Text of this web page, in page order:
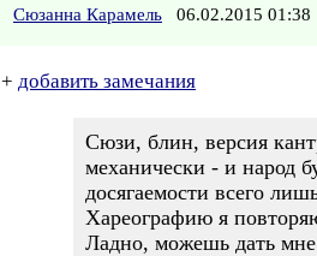
Сюзанна Карамель 06.02.2015 01:38
+ добавить замечания
Сюзи, блин, версия
механически - и народ
досягаемости всего
Хареографию я
Ладно, можешь дать